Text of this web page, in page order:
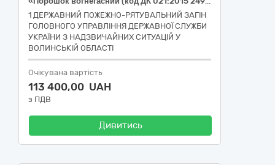
1 ДЕРЖАВНИЙ ПОЖЕЖНО-РЯТУВАЛЬНИЙ ЗАГІН
ГОЛОВНОГО УПРАВЛІННЯ ДЕРЖАВНОЇ СЛУЖБИ
УКРАЇНИ З НАДЗВИЧАЙНИХ СИТУАЦІЙ У
ВОЛИНСЬКІЙ ОБЛАСТІ
Очікувана вартість
113 400,00 UAH
з ПДВ
Дивитись